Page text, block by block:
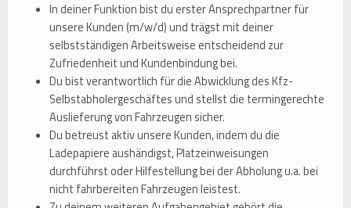
In deiner Funktion bist du erster Ansprechpartner für
unsere Kunden (m/w/d) und trägst mit deiner
selbstständigen Arbeitsweise entscheidend zur
Zufriedenheit und Kundenbindung bei.
Du bist verantwortlich für die Abwicklung des Kfz-
Selbstabholergeschäftes und stellst die termingerechte
Auslieferung von Fahrzeugen sicher.
Du betreust aktiv unsere Kunden, indem du die
Ladepapiere aushändigst, Platzeinweisungen
durchführst oder Hilfestellung bei der Abholung u.a. bei
nicht fahrbereiten Fahrzeugen leistest.